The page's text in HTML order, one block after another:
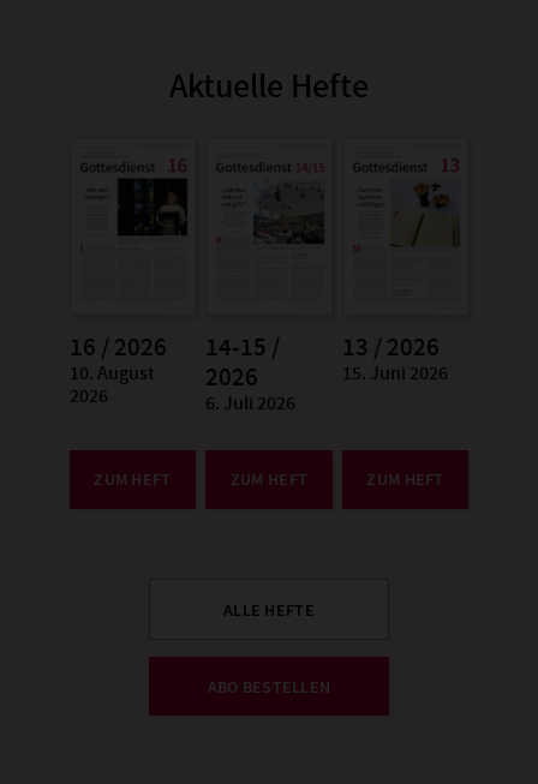
Aktuelle Hefte
16 / 2026
:
10. August
2026
ZUM HEFT
14-15 /
2026
:
6. Juli 2026
ZUM HEFT
13 / 2026
:
15. Juni 2026
ZUM HEFT
ALLE HEFTE
ABO BESTELLEN